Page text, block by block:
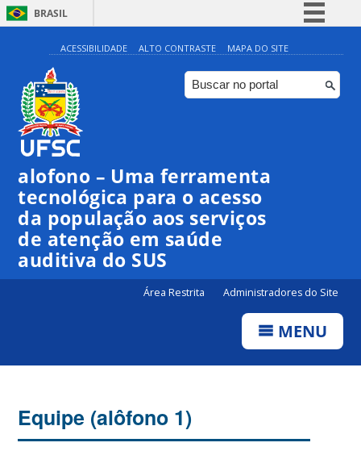
BRASIL
Simplifique!
Comunica BR
Participe
Canais
ACESSIBILIDADE ALTO CONTRASTE MAPA DO SITE
alofono – Uma ferramenta
tecnológica para o acesso
da população aos serviços
de atenção em saúde
auditiva do SUS
Área Restrita Administradores do Site
MENU
Equipe (alôfono 1)